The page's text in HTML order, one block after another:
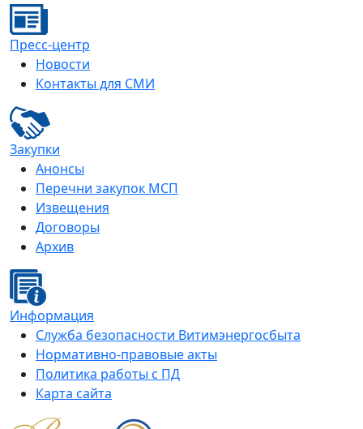
Пресс-центр
Новости
Контакты для СМИ
Закупки
Анонсы
Перечни закупок МСП
Извещения
Договоры
Архив
Информация
Служба безопасности Витимэнергосбыта
Нормативно-правовые акты
Политика работы с ПД
Карта сайта